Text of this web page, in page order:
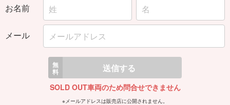
お名前
メール
無
料 送信する
SOLD OUT車両のため問合せできません
※メールアドレスは販売店に公開されません。